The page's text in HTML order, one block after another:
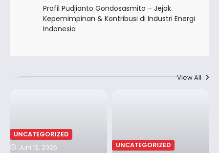
Profil Pudjianto Gondosasmito – Jejak
Kepemimpinan & Kontribusi di Industri Energi
Indonesia
View All
UNCATEGORIZED
Juni 12, 2026 UNCATEGORIZED